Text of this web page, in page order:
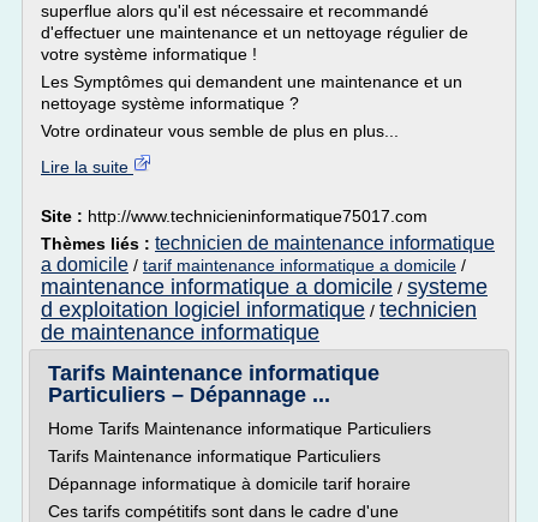
superflue alors qu'il est nécessaire et recommandé
d'effectuer une maintenance et un nettoyage régulier de
votre système informatique !
Les Symptômes qui demandent une maintenance et un
nettoyage système informatique ?
Votre ordinateur vous semble de plus en plus...
Lire la suite
Site : http://www.technicieninformatique75017.com
Thèmes liés : technicien de maintenance informatique
a domicile / tarif maintenance informatique a domicile /
maintenance informatique a domicile / systeme
d exploitation logiciel informatique / technicien
de maintenance informatique
Tarifs Maintenance informatique
Particuliers – Dépannage ...
Home Tarifs Maintenance informatique Particuliers
Tarifs Maintenance informatique Particuliers
Dépannage informatique à domicile tarif horaire
Ces tarifs compétitifs sont dans le cadre d'une